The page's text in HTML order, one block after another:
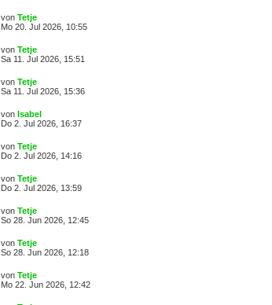
von Tetje
Mo 20. Jul 2026, 10:55
von Tetje
Sa 11. Jul 2026, 15:51
von Tetje
Sa 11. Jul 2026, 15:36
von Isabel
Do 2. Jul 2026, 16:37
von Tetje
Do 2. Jul 2026, 14:16
von Tetje
Do 2. Jul 2026, 13:59
von Tetje
So 28. Jun 2026, 12:45
von Tetje
So 28. Jun 2026, 12:18
von Tetje
Mo 22. Jun 2026, 12:42